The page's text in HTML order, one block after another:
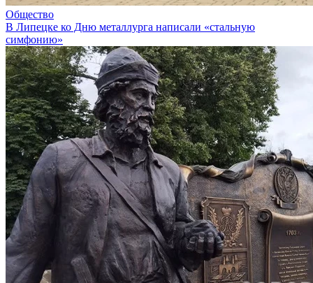
Общество
В Липецке ко Дню металлурга написали «стальную
симфонию»